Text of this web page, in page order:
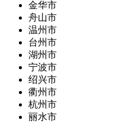
金华市
舟山市
温州市
台州市
湖州市
宁波市
绍兴市
衢州市
杭州市
丽水市